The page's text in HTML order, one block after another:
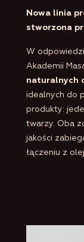
Nowa linia
stworzona
W
Akademii
naturalnych
idealnych do
produkty:
twarzy. Oba
jakości
łączeniu z